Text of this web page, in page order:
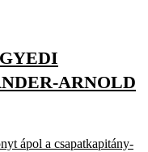
ARNOLD
ápol a csapatkapitány-